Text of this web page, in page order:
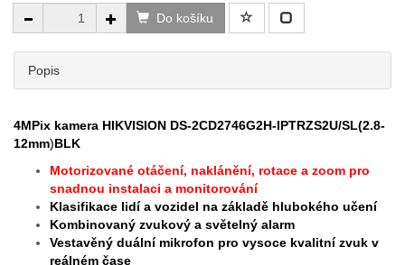
Do košíku
Popis
4MPix kamera HIKVISION DS-2CD2746G2H-IPTRZS2U/SL(2.8-
12mm)BLK
Motorizované otáčení, naklánění, rotace a zoom pro
snadnou instalaci a monitorování
Klasifikace lidí a vozidel na základě hlubokého učení
Kombinovaný zvukový a světelný alarm
Vestavěný duální mikrofon pro vysoce kvalitní zvuk v
reálném čase